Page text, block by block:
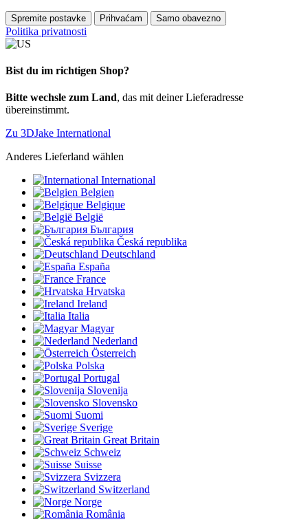
Spremite postavke Prihvaćam Samo obavezno
Politika privatnosti
Bist du im richtigen Shop?
Bitte wechsle zum Land, das mit deiner Lieferadresse
übereinstimmt.
Zu 3DJake International
Anderes Lieferland wählen
International
Belgien
Belgique
België
България
Česká republika
Deutschland
España
France
Hrvatska
Ireland
Italia
Magyar
Nederland
Österreich
Polska
Portugal
Slovenija
Slovensko
Suomi
Sverige
Great Britain
Schweiz
Suisse
Svizzera
Switzerland
Norge
România